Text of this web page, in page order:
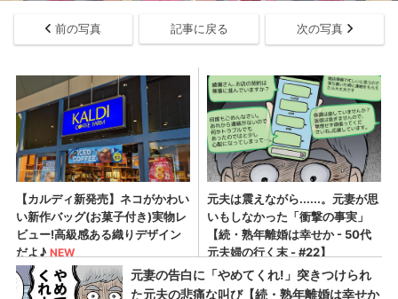
前の写真 記事に戻る 次の写真